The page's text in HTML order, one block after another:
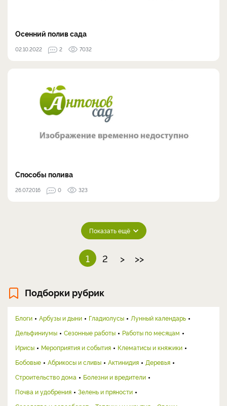
Осенний полив сада
02.10.2022 2 7032
Способы полива
26.07.2016 0 323
Показать ещё
1 2 > >>
Подборки рубрик
Блоги Арбузы и дыни Гладиолусы
Лунный календарь
Дельфиниумы
Сезонные работы
Работы по месяцам
Ирисы
Мероприятия и события
Клематисы и княжики
Бобовые
Абрикосы и сливы Актинидия
Деревья
Строительство дома
Болезни и вредители
Почва и удобрения
Зелень и пряности